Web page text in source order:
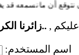
أن ما نسمعه قد
, ..زائرنا
اسم المستخدم: